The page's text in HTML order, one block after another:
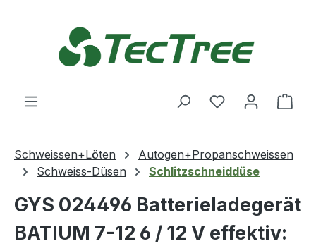
Du hast 0
Schweissen+Löten
Autogen+Propanschweissen
Schweiss-Düsen
Schlitzschneiddüse
GYS 024496 Batterieladegerät
BATIUM 7-12 6 / 12 V effektiv: